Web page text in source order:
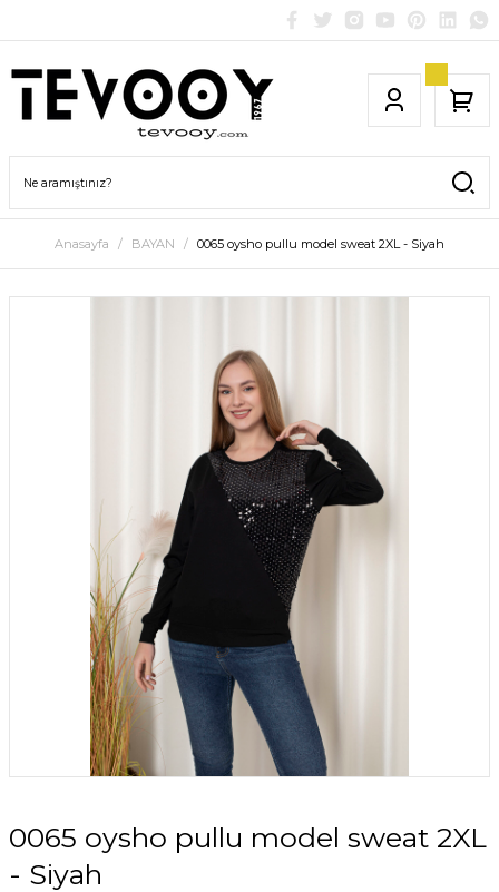
Anasayfa BAYAN 0065 oysho pullu model sweat 2XL - Siyah
0065 oysho pullu model sweat 2XL
- Siyah